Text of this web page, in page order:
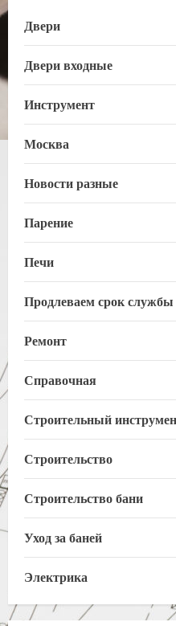
Двери
Двери входные
Инструмент
Москва
Новости разные
Парение
Печи
Продлеваем срок службы
Ремонт
Справочная
Строительный
Строительство
Строительство бани
Уход за баней
Электрика